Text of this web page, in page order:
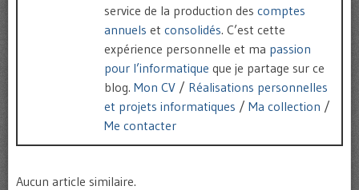
service de la production des comptes
annuels et consolidés. C’est cette
expérience personnelle et ma passion
pour l’informatique que je partage sur ce
blog. Mon CV / Réalisations personnelles
et projets informatiques / Ma collection /
Me contacter
Aucun article similaire.